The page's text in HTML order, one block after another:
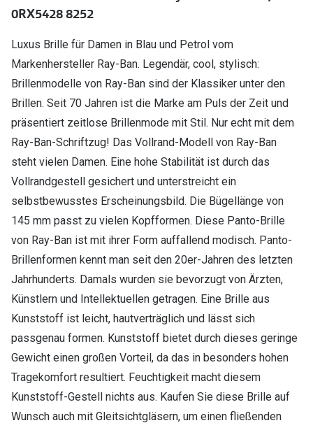
Brillenetuis
Brillenkettchen
0RX5428 8252
Luxus Brille für Damen in Blau und Petrol vom
Markenhersteller Ray-Ban. Legendär, cool, stylisch:
Brillenmodelle von Ray-Ban sind der Klassiker unter den
Brillen. Seit 70 Jahren ist die Marke am Puls der Zeit und
präsentiert zeitlose Brillenmode mit Stil. Nur echt mit dem
Ray-Ban-Schriftzug! Das Vollrand-Modell von Ray-Ban
steht vielen Damen. Eine hohe Stabilität ist durch das
Vollrandgestell gesichert und unterstreicht ein
selbstbewusstes Erscheinungsbild. Die Bügellänge von
145 mm passt zu vielen Kopfformen. Diese Panto-Brille
von Ray-Ban ist mit ihrer Form auffallend modisch. Panto-
Brillenformen kennt man seit den 20er-Jahren des letzten
Jahrhunderts. Damals wurden sie bevorzugt von Ärzten,
Künstlern und Intellektuellen getragen. Eine Brille aus
Kunststoff ist leicht, hautverträglich und lässt sich
passgenau formen. Kunststoff bietet durch dieses geringe
Gewicht einen großen Vorteil, da das in besonders hohen
Tragekomfort resultiert. Feuchtigkeit macht diesem
Kunststoff-Gestell nichts aus. Kaufen Sie diese Brille auf
Wunsch auch mit Gleitsichtgläsern, um einen fließenden